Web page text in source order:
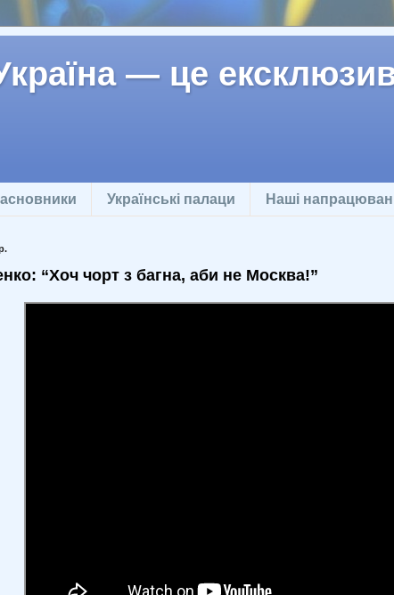
— це
Українські палаци Наші
“Хоч чорт з багна, аби не Москва!”